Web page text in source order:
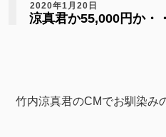
2020年1月20日
涼真君か55,000円か・
竹内涼真君のCMでお馴染み